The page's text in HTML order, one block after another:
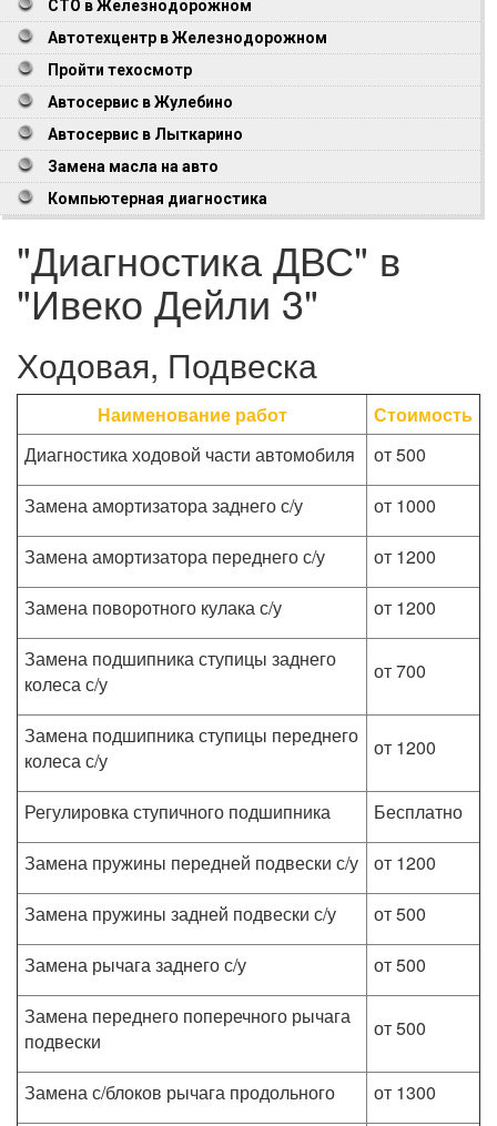
СТО в Железнодорожном
Автотехцентр в Железнодорожном
Пройти техосмотр
Автосервис в Жулебино
Автосервис в Лыткарино
Замена масла на авто
Компьютерная диагностика
"Диагностика ДВС" в
"Ивеко Дейли 3"
Ходовая, Подвеска
Наименование работ
Стоимость
Диагностика ходовой части автомобиля
от 500
Замена амортизатора заднего с/у
от 1000
Замена амортизатора переднего с/у
от 1200
Замена поворотного кулака с/у
от 1200
Замена подшипника ступицы заднего
колеса с/у
от 700
Замена подшипника ступицы переднего
колеса с/у
от 1200
Регулировка ступичного подшипника
Бесплатно
Замена пружины передней подвески с/у
от 1200
Замена пружины задней подвески с/у
от 500
Замена рычага заднего с/у
от 500
Замена переднего поперечного рычага
подвески
от 500
Замена с/блоков рычага продольного
от 1300